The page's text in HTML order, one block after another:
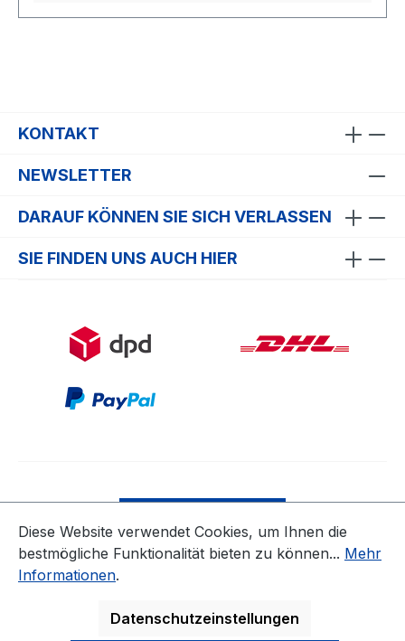
KONTAKT
NEWSLETTER
DARAUF KÖNNEN SIE SICH VERLASSEN
SIE FINDEN UNS AUCH HIER
* Alle Preise inkl. gesetzl. Mehrwertsteuer zzgl.
Diese Website verwendet Cookies, um Ihnen die
bestmögliche Funktionalität bieten zu können... Mehr
Informationen.
Datenschutzeinstellungen